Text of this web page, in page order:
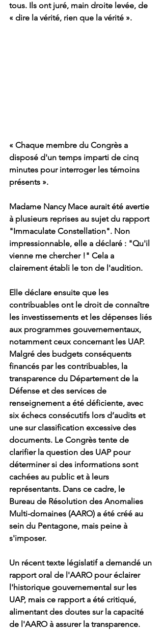
tous. Ils ont juré, main droite levée, de
« dire la vérité, rien que la vérité ».
« Chaque membre du Congrès a
disposé d'un temps imparti de cinq
minutes pour interroger les témoins
présents ».
Madame Nancy Mace aurait été avertie
à plusieurs reprises au sujet du rapport
"Immaculate Constellation". Non
impressionnable, elle a déclaré : "Qu'il
vienne me chercher !" Cela a
clairement établi le ton de l'audition.
Elle déclare ensuite que les
contribuables ont le droit de connaître
les investissements et les dépenses liés
aux programmes gouvernementaux,
notamment ceux concernant les UAP.
Malgré des budgets conséquents
financés par les contribuables, la
transparence du Département de la
Défense et des services de
renseignement a été déficiente, avec
six échecs consécutifs lors d’audits et
une sur classification excessive des
documents. Le Congrès tente de
clarifier la question des UAP pour
déterminer si des informations sont
cachées au public et à leurs
représentants. Dans ce cadre, le
Bureau de Résolution des Anomalies
Multi-domaines (AARO) a été créé au
sein du Pentagone, mais peine à
s'imposer.
Un récent texte législatif a demandé un
rapport oral de l'AARO pour éclairer
l'historique gouvernemental sur les
UAP, mais ce rapport a été critiqué,
alimentant des doutes sur la capacité
de l'AARO à assurer la transparence.